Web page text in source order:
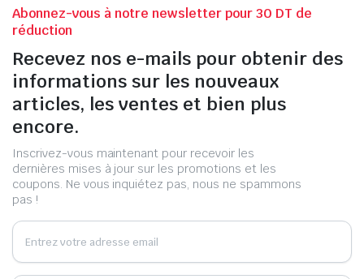
Abonnez-vous à notre newsletter pour 30 DT de
réduction
Recevez nos e-mails pour obtenir des
informations sur les nouveaux
articles, les ventes et bien plus
encore.
Inscrivez-vous maintenant pour recevoir les
dernières mises à jour sur les promotions et les
coupons. Ne vous inquiétez pas, nous ne spammons
pas !